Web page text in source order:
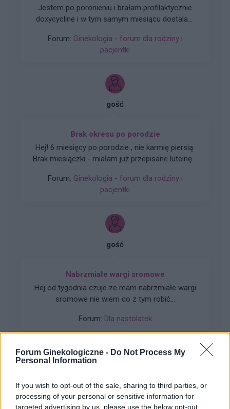
Forum Ginekologiczne - Do Not Process My
Personal Information
If you wish to opt-out of the sale, sharing to third parties, or
processing of your personal or sensitive information for
targeted advertising by us, please use the below opt-out
Jestem po poronieniu i brałam profilaktycznie
doxycycline i w tym samym miesiącu dostalam
furaginum i witaminę c , nie dostałam okresu od
10 dni ,ciąża wykluczona beta HCG
usłyszałam tylko że on nic tu nie widzi i że
endometrium bardzo cieniutkie .moje pytanie
to coś poważniejszego ?
Forum: Ginekologia - forum dla rodziny i
pacjentki
gość
Brak okresu po porodzie
Hej! 6 miesięcy po porodzie , nie karmię piersią.
Brak miesiączki - miałam już przepisane luteinę l,
systen 50 i ponownie luteinę, które również
okresu nie wywołały. Plastry odklejały się.
wyszedł bardzo niski poziom estrogenow. Około
14. Co teraz?
Forum: Ginekologia - forum dla rodziny i
pacjentki
gość
Nabrzmiałe wargi sromowe
Hej od tygodnia czuje ze mam nabrzmiałe wargi
sromowe nie wiem co z tym robić...
Forum: Dla nastolatek
Obtarcie blon sluzowych pochwy